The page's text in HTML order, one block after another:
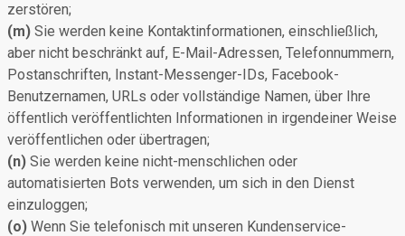
zerstören;
(m) Sie werden keine Kontaktinformationen, einschließlich,
aber nicht beschränkt auf, E-Mail-Adressen, Telefonnummern,
Postanschriften, Instant-Messenger-IDs, Facebook-
Benutzernamen, URLs oder vollständige Namen, über Ihre
öffentlich veröffentlichten Informationen in irgendeiner Weise
veröffentlichen oder übertragen;
(n) Sie werden keine nicht-menschlichen oder
automatisierten Bots verwenden, um sich in den Dienst
einzuloggen;
(o) Wenn Sie telefonisch mit unseren Kundenservice-